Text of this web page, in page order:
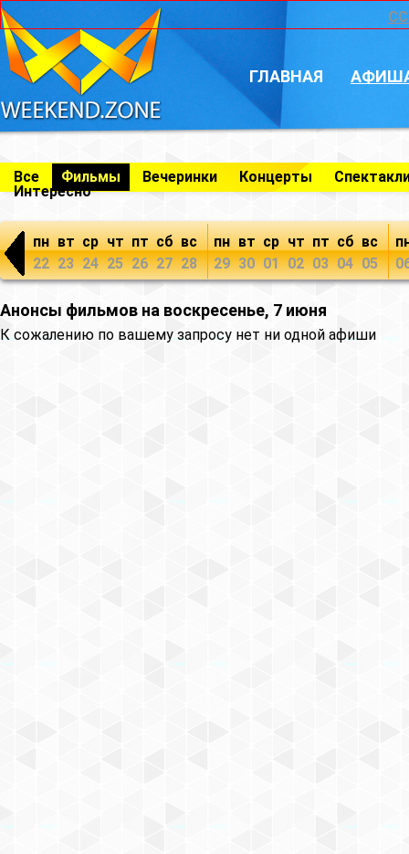
ГЛАВНАЯ
Все Фильмы Вечеринки Концерты
Интересно
пн
22
вт
23
ср
24
чт
25
пт
26
сб
27
вс
28
пн
29
вт
30
ср
01
чт
02
пт
03
сб
04
вс
05
Анонсы фильмов на воскресенье, 7 июня
К сожалению по вашему запросу нет ни одной афиши